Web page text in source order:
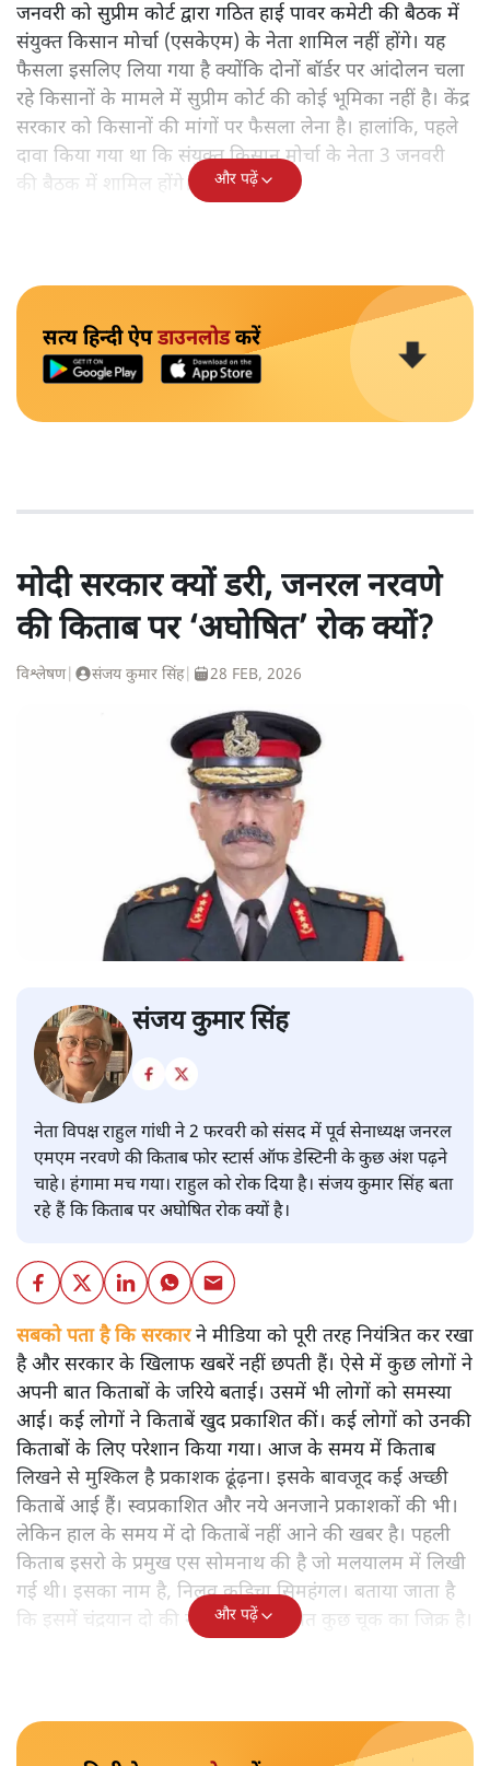
जनवरी को सुप्रीम कोर्ट द्वारा गठित हाई पावर कमेटी की बैठक में
संयुक्त किसान मोर्चा (एसकेएम) के नेता शामिल नहीं होंगे। यह
फैसला इसलिए लिया गया है क्योंकि दोनों बॉर्डर पर आंदोलन चला
रहे किसानों के मामले में सुप्रीम कोर्ट की कोई भूमिका नहीं है। केंद्र
सरकार को किसानों की मांगों पर फैसला लेना है। हालांकि, पहले
दावा किया गया था कि संयुक्त किसान मोर्चा के नेता 3 जनवरी
की बैठक में शामिल होंगे।
और पढ़ें
सत्य हिन्दी ऐपडाउनलोडकरें
मोदी सरकार क्यों डरी, जनरल नरवणे
की किताब पर ‘अघोषित’ रोक क्यों?
विश्लेषण| संजय कुमार सिंह| 28 FEB, 2026
संजय कुमार सिंह
नेता विपक्ष राहुल गांधी ने 2 फरवरी को संसद में पूर्व सेनाध्यक्ष जनरल
एमएम नरवणे की किताब फोर स्टार्स ऑफ डेस्टिनी के कुछ अंश पढ़ने
चाहे। हंगामा मच गया। राहुल को रोक दिया है। संजय कुमार सिंह बता
रहे हैं कि किताब पर अघोषित रोक क्यों है।
सबको पता है कि सरकारने मीडिया को पूरी तरह नियंत्रित कर रखा
है और सरकार के खिलाफ खबरें नहीं छपती हैं। ऐसे में कुछ लोगों ने
अपनी बात किताबों के जरिये बताई। उसमें भी लोगों को समस्या
आई। कई लोगों ने किताबें खुद प्रकाशित कीं। कई लोगों को उनकी
किताबों के लिए परेशान किया गया। आज के समय में किताब
लिखने से मुश्किल है प्रकाशक ढूंढ़ना। इसके बावजूद कई अच्छी
किताबें आई हैं। स्वप्रकाशित और नये अनजाने प्रकाशकों की भी।
लेकिन हाल के समय में दो किताबें नहीं आने की खबर है। पहली
किताब इसरो के प्रमुख एस सोमनाथ की है जो मलयालम में लिखी
गई थी। इसका नाम है, निलवु कुडिचा सिमहंगल। बताया जाता है
कि इसमें चंद्रयान दो की नाकामी से संबंधित कुछ चूक का जिक्र है।
और पढ़ें